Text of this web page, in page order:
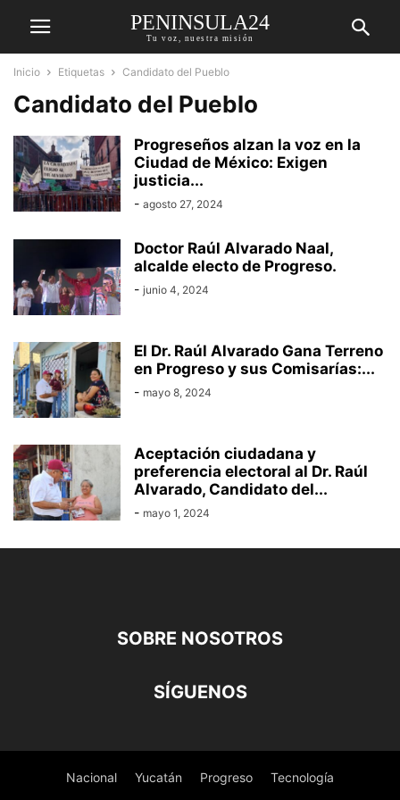
PENINSULA24
Tu voz, nuestra misión
Inicio Etiquetas Candidato del Pueblo
Candidato del Pueblo
Progreseños alzan la voz en la
Ciudad de México: Exigen
justicia...
- agosto 27, 2024
Doctor Raúl Alvarado Naal,
alcalde electo de Progreso.
- junio 4, 2024
El Dr. Raúl Alvarado Gana Terreno
en Progreso y sus Comisarías:...
- mayo 8, 2024
Aceptación ciudadana y
preferencia electoral al Dr. Raúl
Alvarado, Candidato del...
- mayo 1, 2024
SOBRE NOSOTROS
SÍGUENOS
Nacional Yucatán Progreso Tecnología